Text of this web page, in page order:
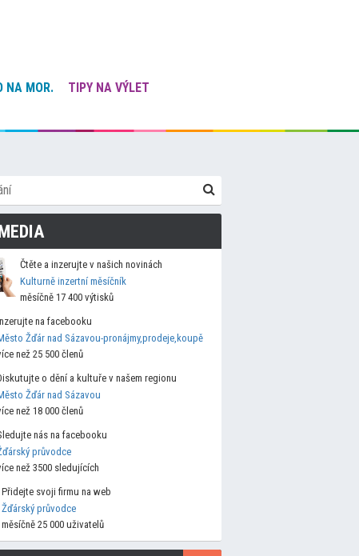
NA MOR.
TIPY NA VÝLET
Čtěte a inzerujte v našich novinách
Kulturně inzertní měsíčník
měsíčně 17 400 výtisků
na facebooku
Žďár nad Sázavou-pronájmy,prodeje,koupě
než 25 500 členů
o dění a kultuře v našem regionu
Žďár nad Sázavou
než 18 000 členů
nás na facebooku
průvodce
než 3500 sledujících
Přidejte svoji firmu na web
Žďárský průvodce
měsíčně 25 000 uživatelů